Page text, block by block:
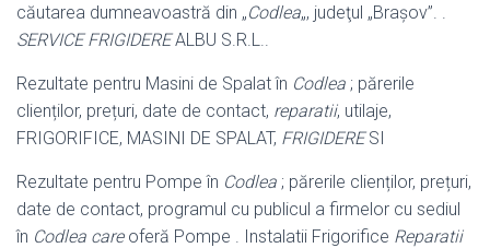
căutarea dumneavoastră din „Codlea„, judeţul „Brașov”. .
SERVICE FRIGIDEREALBU S.R.L..
Rezultate pentru Masini de Spalat în Codlea ; părerile
clienților, prețuri, date de contact, reparatii, utilaje,
FRIGORIFICE, MASINI DE SPALAT, FRIGIDERESI
Rezultate pentru Pompe în Codlea ; părerile clienților, prețuri,
date de contact, programul cu publicul a firmelor cu sediul
în Codlea careoferă Pompe . Instalatii Frigorifice Reparatii